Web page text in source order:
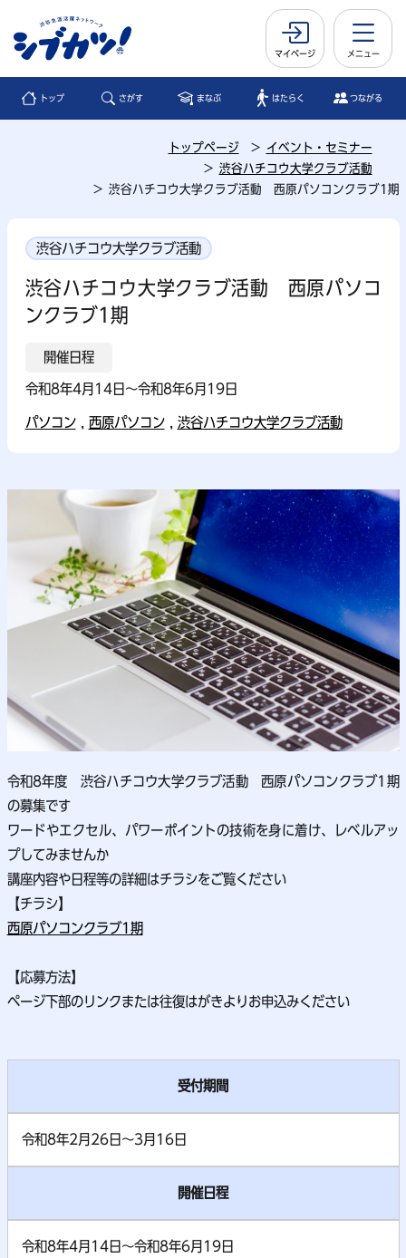
マイページ メニュー
トップ さがす まなぶ はたらく つながる
トップページ
イベント・セミナー
渋谷ハチコウ大学クラブ活動
渋谷ハチコウ大学クラブ活動 西原パソコンクラブ1期
渋谷ハチコウ大学クラブ活動
渋谷ハチコウ大学クラブ活動 西原パソコ
ンクラブ1期
開催日程
令和8年4月14日～令和8年6月19日
パソコン, 西原パソコン, 渋谷ハチコウ大学クラブ活動
令和8年度 渋谷ハチコウ大学クラブ活動 西原パソコンクラブ1期
の募集です
ワードやエクセル、パワーポイントの技術を身に着け、レベルアッ
プしてみませんか
講座内容や日程等の詳細はチラシをご覧ください
【チラシ】
西原パソコンクラブ1期
【応募方法】
ページ下部のリンクまたは往復はがきよりお申込みください
受付期間
令和8年2月26日～3月16日
開催日程
令和8年4月14日～令和8年6月19日